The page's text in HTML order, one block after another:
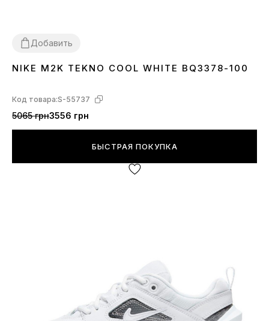
Добавить
3637 38 3940 41 42434445
NIKE M2K TEKNO COOL WHITE BQ3378-100
Код товара:S-55737
5065 грн3556 грн
БЫСТРАЯ ПОКУПКА